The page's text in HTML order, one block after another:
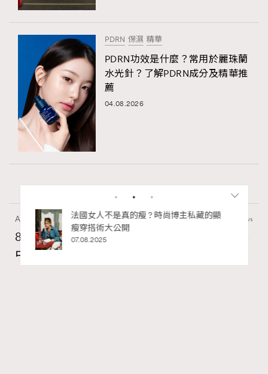
PDRN 保濕 精華
PDRN功效是什麼？常用於麗珠蘭
水光針？了解PDRN成分及精華推
薦
04.08.2026
Art 7.2k views
8月香港藝術展覽：香港故宮文化博物館《城
中一日》、遊戲迷必訪《游於藝乎》、《西
的顯
別再用酒精消毒皮革！6個清潔手袋小技
巧，讓你更愛惜你的手袋
02.06.2025